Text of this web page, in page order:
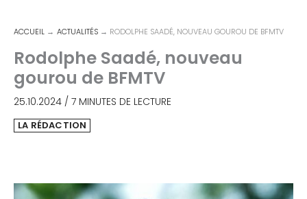
ACCUEIL ACTUALITÉS RODOLPHE SAADÉ, NOUVEAU GOUROU DE BFMTV
Rodolphe Saadé, nouveau
gourou de BFMTV
25.10.2024 / 7 MINUTES DE LECTURE
LA RÉDACTION